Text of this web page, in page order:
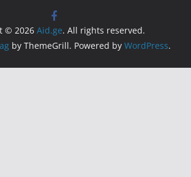
© 2026 Aid.ge. All rights reserved.
by ThemeGrill. Powered by WordPress.